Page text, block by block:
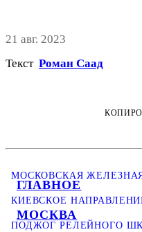
ГЛАВНОЕ
МОСКВА
21 авг. 2023
Текст Роман Саад
МОСКОВСКАЯ
КИЕВСКОЕ
ПОДЖОГ РЕЛЕЙНОГО